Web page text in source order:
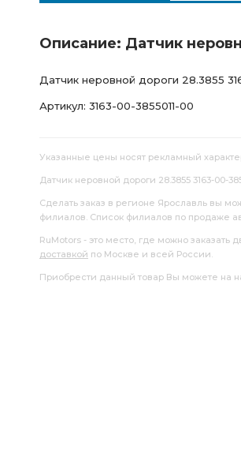
Описание: Датчик
Датчик неровной дороги 28.3855
Артикул: 3163-00-3855011-00
Указанные цены носят рекламный
Датчик неровной дороги 28.3855 3163-00-
Сделать заказ в регионе Ярославль вы
филиалов. Список филиалов по продаже
RuMotors - это место, где можно
доставкой по Москве и всей России.
Приобрести данный товар Вы можете на